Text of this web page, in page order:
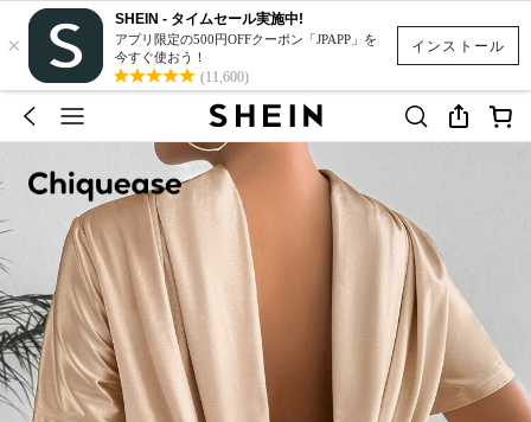
インストール
×
SHEIN - タイムセール実施中!
アプリ限定の500円OFFクーポン「JPAPP」を
今すぐ使おう！
(11,600)